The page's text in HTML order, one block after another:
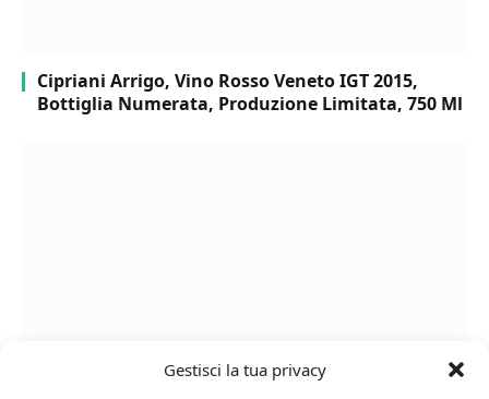
Gestisci la tua privacy
Cipriani Arrigo, Vino Rosso Veneto IGT 2015,
Bottiglia Numerata, Produzione Limitata, 750 Ml